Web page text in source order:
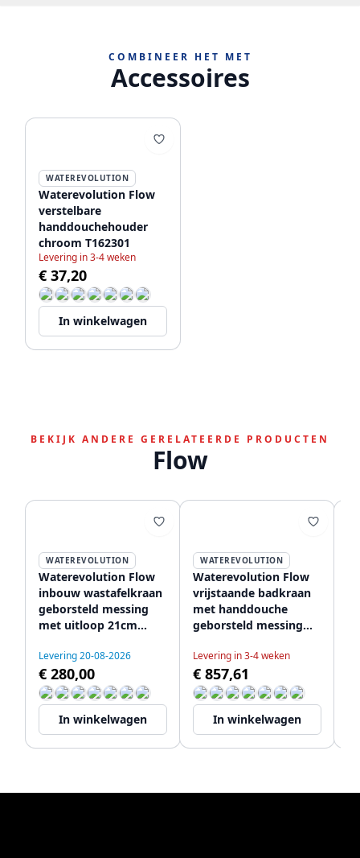
COMBINEER HET MET
Accessoires
WATEREVOLUTION
Waterevolution Flow
verstelbare
handdouchehouder
chroom T162301
Levering in 3-4 weken
€ 37,20
In winkelwagen
BEKIJK ANDERE GERELATEERDE PRODUCTEN
Flow
WATEREVOLUTION
Waterevolution Flow
inbouw wastafelkraan
geborsteld messing
met uitloop 21cm
Levering 20-08-2026
€ 280,00
In winkelwagen
WATEREVOLUTION
Waterevolution Flow
vrijstaande badkraan
met handdouche
geborsteld messing
Levering in 3-4 weken
€ 857,61
In winkelwagen